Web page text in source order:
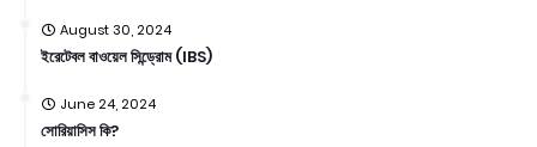
August 30, 2024
ইরেটেবল বাওয়েল সিন্ড্রোম (IBS)
June 24, 2024
সোরিয়াসিস কি?